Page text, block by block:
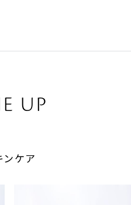
UP
ンケア